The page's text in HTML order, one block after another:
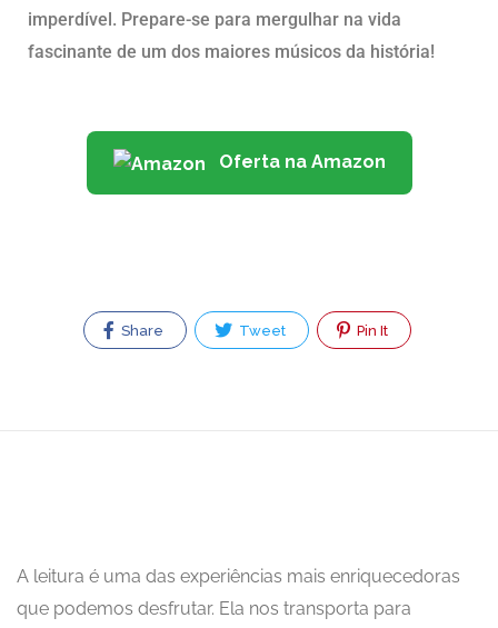
imperdível. Prepare-se para mergulhar na vida
fascinante de um dos maiores músicos da história!
Oferta na Amazon
Share Tweet Pin It
A leitura é uma das experiências mais enriquecedoras
que podemos desfrutar. Ela nos transporta para